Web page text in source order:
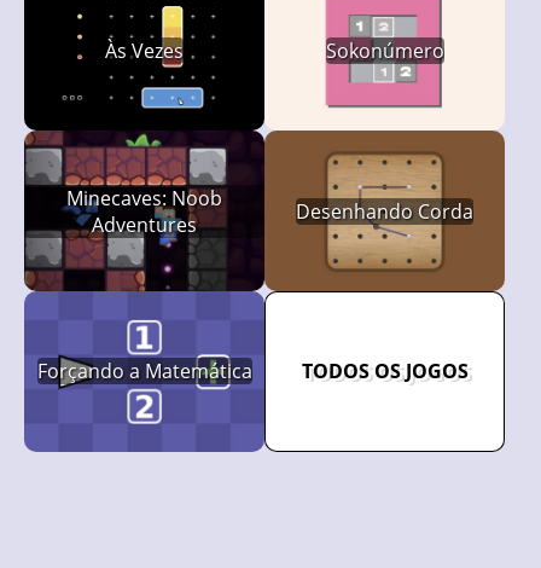
Às Vezes Sokonúmero
Minecaves: Noob
Adventures
Desenhando Corda
Forçando a Matemática TODOS OS JOGOS